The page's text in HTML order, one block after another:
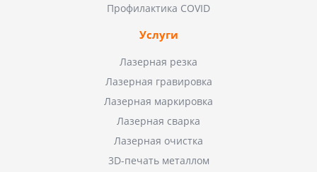
Профилактика COVID
Услуги
Лазерная резка
Лазерная гравировка
Лазерная маркировка
Лазерная сварка
Лазерная очистка
3D-печать металлом